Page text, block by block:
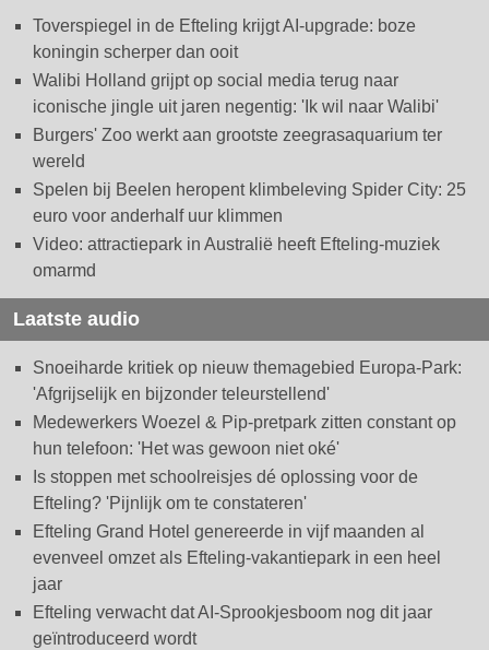
Toverspiegel in de Efteling krijgt AI-upgrade: boze
koningin scherper dan ooit
Walibi Holland grijpt op social media terug naar
iconische jingle uit jaren negentig: 'Ik wil naar Walibi'
Burgers' Zoo werkt aan grootste zeegrasaquarium ter
wereld
Spelen bij Beelen heropent klimbeleving Spider City: 25
euro voor anderhalf uur klimmen
Video: attractiepark in Australië heeft Efteling-muziek
omarmd
Laatste audio
Snoeiharde kritiek op nieuw themagebied Europa-Park:
'Afgrijselijk en bijzonder teleurstellend'
Medewerkers Woezel & Pip-pretpark zitten constant op
hun telefoon: 'Het was gewoon niet oké'
Is stoppen met schoolreisjes dé oplossing voor de
Efteling? 'Pijnlijk om te constateren'
Efteling Grand Hotel genereerde in vijf maanden al
evenveel omzet als Efteling-vakantiepark in een heel
jaar
Efteling verwacht dat AI-Sprookjesboom nog dit jaar
geïntroduceerd wordt